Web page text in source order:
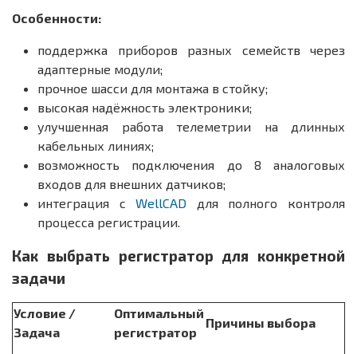
Особенности:
поддержка приборов разных семейств через
адаптерные модули;
прочное шасси для монтажа в стойку;
высокая надёжность электроники;
улучшенная работа телеметрии на длинных
кабельных линиях;
возможность подключения до 8 аналоговых
входов для внешних датчиков;
интеграция сWellCAD для полного контроля
процесса регистрации.
Как выбрать регистратор для конкретной
задачи
Условие /
Задача
Оптимальный
регистратор
Причины выбора